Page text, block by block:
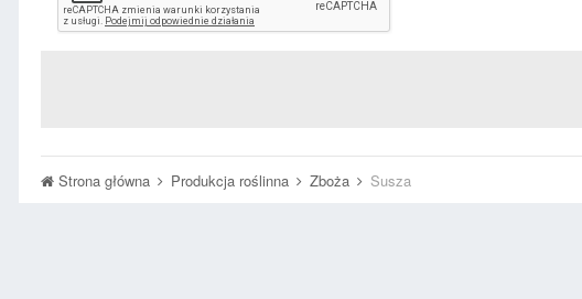
Strona główna Produkcja roślinna Zboża Susza